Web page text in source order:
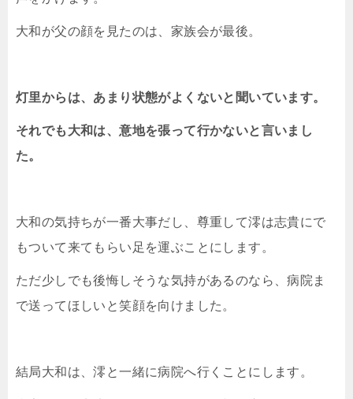
大和が父の顔を見たのは、家族会が最後。
灯里からは、あまり状態がよくないと聞いています。
それでも大和は、意地を張って行かないと言いまし
た。
大和の気持ちが一番大事だし、尊重して澪は志貴にで
もついて来てもらい足を運ぶことにします。
ただ少しでも後悔しそうな気持があるのなら、病院ま
で送ってほしいと笑顔を向けました。
結局大和は、澪と一緒に病院へ行くことにします。